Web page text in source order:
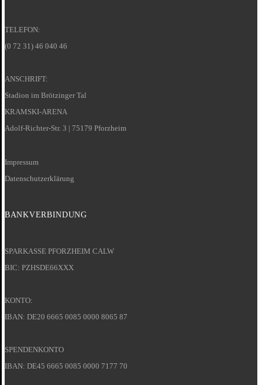
TELEFON:
(0 72 31) 46 040 46
ANSCHRIFT:
Stadion im Brötzinger Tal
KRAMSKI-ARENA
Adolf-Richter-Str. 3 | 75179 Pforzheim
Impressum
Datenschutzerklärung
BANKVERBINDUNG
SPARKASSE PFORZHEIM CALW
BIC: PZHSDE66XXX
KONTO:
IBAN: DE20 6665 0085 0000 8065 87
SPENDENKONTO
IBAN: DE45 6665 0085 0000 7177 70